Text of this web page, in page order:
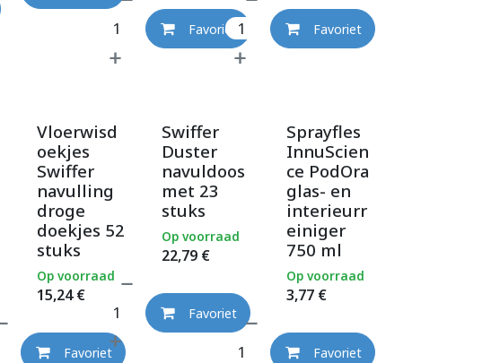
Favoriet Favoriet
Vloerwisd
oekjes
Swiffer
navulling
droge
doekjes 52
stuks
15,24€
Op voorraad
Favoriet
Swiffer
Duster
navuldoos
met 23
stuks
22,79€
Op voorraad
Favoriet
Sprayfles
InnuScien
ce PodOra
glas- en
interieurr
einiger
750 ml
3,77€
Op voorraad
Favoriet